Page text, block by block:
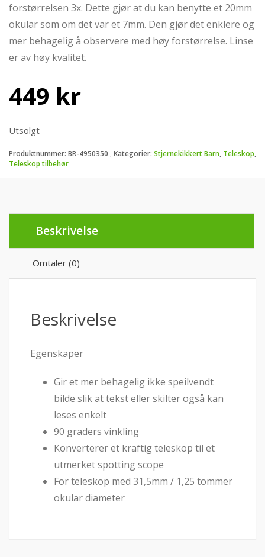
forstørrelsen 3x. Dette gjør at du kan benytte et 20mm
okular som om det var et 7mm. Den gjør det enklere og
mer behagelig å observere med høy forstørrelse. Linse
er av høy kvalitet.
449 kr
Utsolgt
Produktnummer: BR-4950350 Kategorier: Stjernekikkert Barn, Teleskop,
Teleskop tilbehør
Beskrivelse
Omtaler (0)
Beskrivelse
Egenskaper
Gir et mer behagelig ikke speilvendt
bilde slik at tekst eller skilter også kan
leses enkelt
90 graders vinkling
Konverterer et kraftig teleskop til et
utmerket spotting scope
For teleskop med 31,5mm / 1,25 tommer
okular diameter